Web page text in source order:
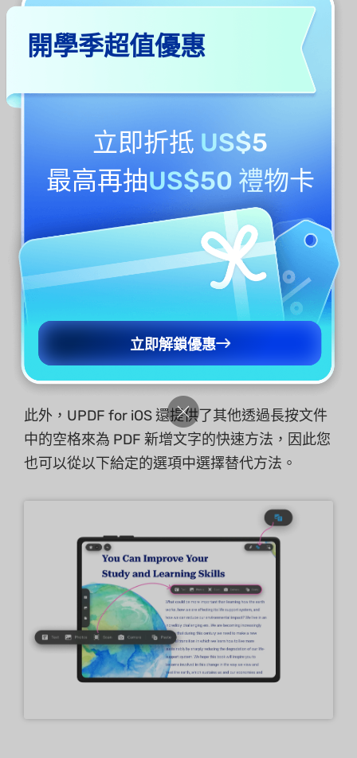
選擇螢幕右上角的“T”形圖示。
現在，點擊任何文字即可從 PDF 檔案中進行編
輯、刪除、複製、剪下和替換。
您也可以點擊文字上方彈出標籤中的「屬性」
此外，UPDF for iOS 還提供了其他透過長按文件
中的空格來為 PDF 新增文字的快速方法，因此您
也可以從以下給定的選項中選擇替代方法。
開學季超值優惠
立即折抵 US$5
最高再抽US$50 禮物卡
立即解鎖優惠